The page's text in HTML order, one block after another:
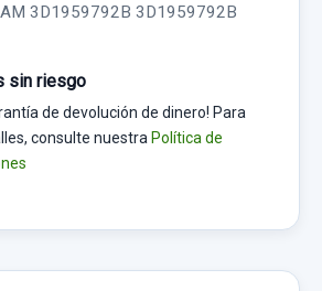
3D1959792B 3D1959792B
sin riesgo
de devolución de dinero! Para
consulte nuestra Política de